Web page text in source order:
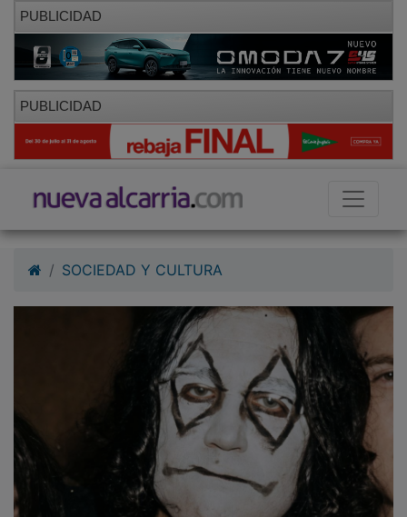
PUBLICIDAD
PUBLICIDAD